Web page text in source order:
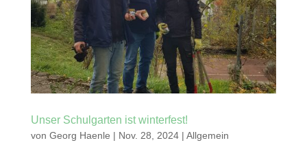
Unser Schulgarten ist winterfest!
von Georg Haenle | Nov. 28, 2024| Allgemein